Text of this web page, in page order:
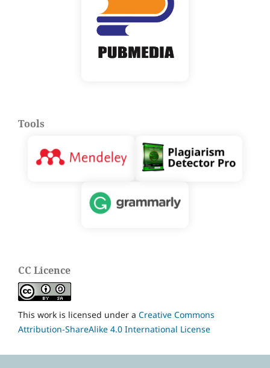
Tools
CC Licence
This work is licensed under a Creative Commons
Attribution-ShareAlike 4.0 International License